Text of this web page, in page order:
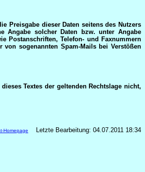
Preisgabe dieser Daten seitens des Nutzers
Angabe solcher Daten bzw. unter Angabe
Postanschriften, Telefon- und Faxnummern
sogenannten Spam-Mails bei Verstößen
Textes der geltenden Rechtslage nicht,
Homepage Letzte Bearbeitung: 04.07.2011 18:34